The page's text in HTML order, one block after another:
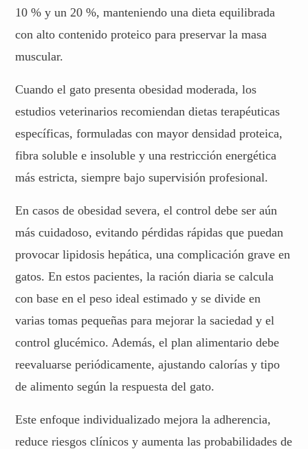
10 % y un 20 %, manteniendo una dieta equilibrada
con alto contenido proteico para preservar la masa
muscular.
Cuando el gato presenta obesidad moderada, los
estudios veterinarios recomiendan dietas terapéuticas
específicas, formuladas con mayor densidad proteica,
fibra soluble e insoluble y una restricción energética
más estricta, siempre bajo supervisión profesional.
En casos de obesidad severa, el control debe ser aún
más cuidadoso, evitando pérdidas rápidas que puedan
provocar lipidosis hepática, una complicación grave en
gatos. En estos pacientes, la ración diaria se calcula
con base en el peso ideal estimado y se divide en
varias tomas pequeñas para mejorar la saciedad y el
control glucémico. Además, el plan alimentario debe
reevaluarse periódicamente, ajustando calorías y tipo
de alimento según la respuesta del gato.
Este enfoque individualizado mejora la adherencia,
reduce riesgos clínicos y aumenta las probabilidades de